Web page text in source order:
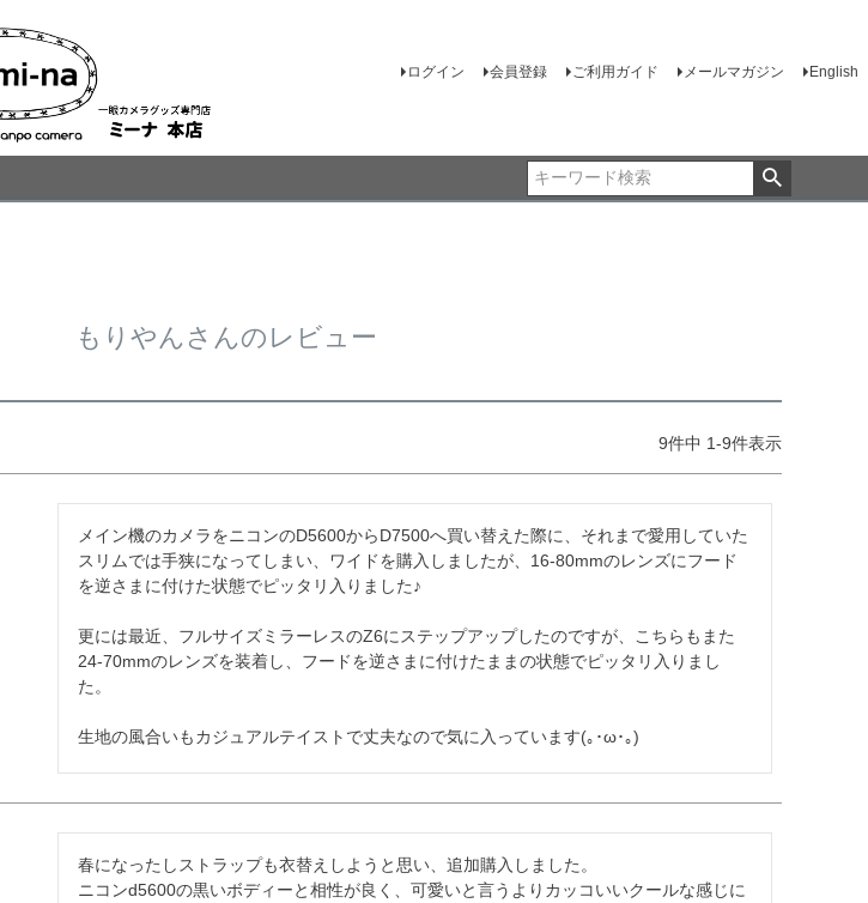
ログイン 会員登録 ご利用ガイド メールマガジン English
もりやんさんのレビュー
9件中 1-9件表示
メイン機のカメラをニコンのD5600からD7500へ買い替えた際に、それまで愛用していた
スリムでは手狭になってしまい、ワイドを購入しましたが、16-80mmのレンズにフード
を逆さまに付けた状態でピッタリ入りました♪
更には最近、フルサイズミラーレスのZ6にステップアップしたのですが、こちらもまた
24-70mmのレンズを装着し、フードを逆さまに付けたままの状態でピッタリ入りまし
た。
生地の風合いもカジュアルテイストで丈夫なので気に入っています(｡･ω･｡)
春になったしストラップも衣替えしようと思い、追加購入しました。
ニコンd5600の黒いボディーと相性が良く、可愛いと言うよりカッコいいクールな感じに